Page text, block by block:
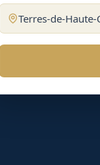
Terres-de-Haute-